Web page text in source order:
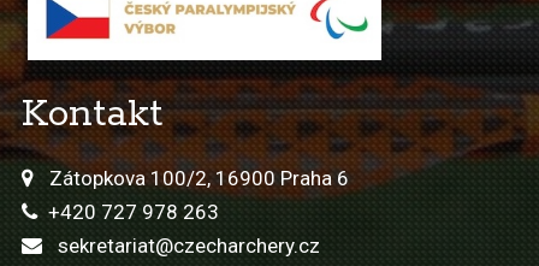
Kontakt
Zátopkova 100/2, 16900 Praha 6
+420 727 978 263
sekretariat@czecharchery.cz